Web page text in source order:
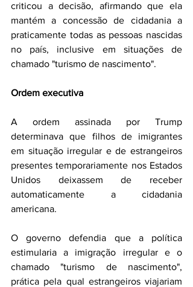
criticou a decisão, afirmando que ela
mantém a concessão de cidadania a
praticamente todas as pessoas nascidas
no país, inclusive em situações de
chamado "turismo de nascimento".
Ordem executiva
A ordem assinada por Trump
determinava que filhos de imigrantes
em situação irregular e de estrangeiros
presentes temporariamente nos Estados
Unidos deixassem de receber
automaticamente a cidadania
americana.
O governo defendia que a política
estimularia a imigração irregular e o
chamado "turismo de nascimento",
prática pela qual estrangeiros viajariam